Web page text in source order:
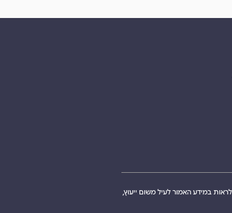
במידע האמור לעיל משום ייעוץ,